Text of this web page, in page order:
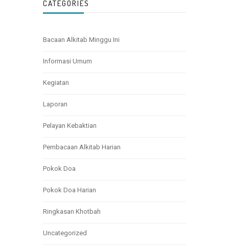
CATEGORIES
Bacaan Alkitab Minggu Ini
Informasi Umum
Kegiatan
Laporan
Pelayan Kebaktian
Pembacaan Alkitab Harian
Pokok Doa
Pokok Doa Harian
Ringkasan Khotbah
Uncategorized